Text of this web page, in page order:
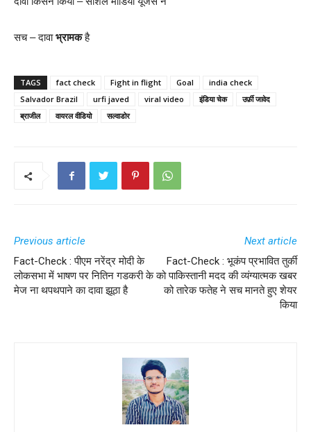
सच – दावाभ्रामकहै
TAGS fact check Fight in flight Goal
india check
Salvador Brazil
urfi javed viral video इंडिया चेक
उर्फ़ी जावेद
ब्राजील
वायरल वीडियो सल्वाडोर
Previous article
Fact-Check : पीएम नरेंद्र मोदी के
लोकसभा में भाषण पर नितिन गडकरी के
मेज ना थपथपाने का दावा झूठा है
Next article
Fact-Check : भूकंप प्रभावित तुर्की
को पाकिस्तानी मदद की व्यंग्यात्मक खबर
को तारेक फतेह ने सच मानते हुए शेयर
किया